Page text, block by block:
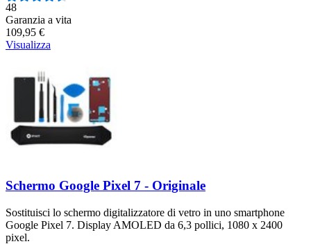
Numero di recensioni:
48
Garanzia a vita
109,95 €
Visualizza
Schermo Google Pixel 7 - Originale
Sostituisci lo schermo digitalizzatore di vetro in uno smartphone
Google Pixel 7. Display AMOLED da 6,3 pollici, 1080 x 2400
pixel.